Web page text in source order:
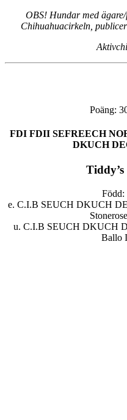
OBS! Hundar med
Chihuahuacirkeln,
Poäng:
FDI FDII SEFREECH
DKUCH
Född:
e. C.I.B SEUCH DKUCH
u. C.I.B SEUCH DKUCH
Ballo